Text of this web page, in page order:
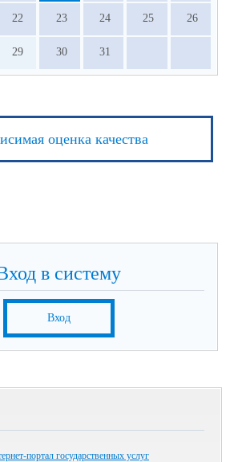
22 23 24 25 26
29 30 31
оценка качества
в систему
Вход
портал государственных услуг